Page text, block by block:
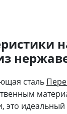
сталь
это